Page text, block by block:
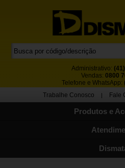
Administrativo:
Vendas: 0800
Telefone e WhatsApp:
Trabalhe Conosco
| Fale
Produtos e